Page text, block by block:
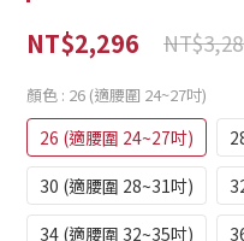
NT$2,296
顏色 : 26 (適腰圍 24~27吋)
26 (適腰圍 24~27吋)
30 (適腰圍 28~31吋)
34 (適腰圍 32~35吋)